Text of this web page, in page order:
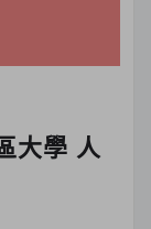
大學 人